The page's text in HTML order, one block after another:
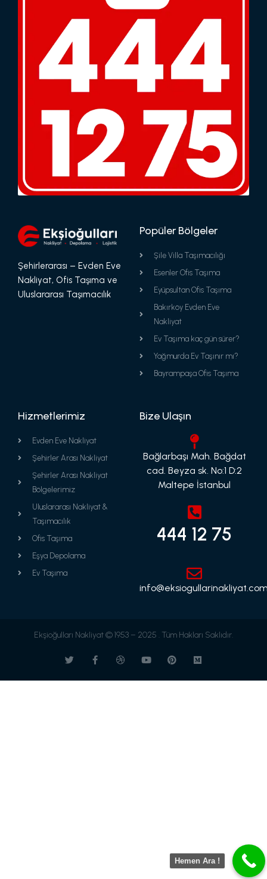
Şehirlerarası – Evden Eve
Nakliyat, Ofis Taşıma ve
Uluslararası Taşımacılık
Popüler Bölgeler
Şile Villa Taşımacılığı
Esenler Ofis Taşıma
Eyüpsultan Ofis Taşıma
Bakırköy Evden Eve
Nakliyat
Ev Taşıma kaç gün sürer?
Yağmurda Ev Taşınır mı?
Bayrampaşa Ofis Taşıma
Hizmetlerimiz
Evden Eve Nakliyat
Şehirler Arası Nakliyat
Şehirler Arası Nakliyat
Bölgelerimiz
Uluslararası Nakliyat &
Taşımacılık
Ofis Taşıma
Eşya Depolama
Ev Taşıma
Bize Ulaşın
Bağlarbaşı Mah. Bağdat
cad. Beyza sk. No:1 D:2
Maltepe İstanbul
444 12 75
Ekşioğulları Nakliyat © 1953 – 2025 . Tüm Hakları Saklıdır.
Hemen Ara !